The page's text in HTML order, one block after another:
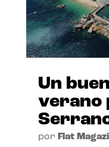
Un
verano
por Flat